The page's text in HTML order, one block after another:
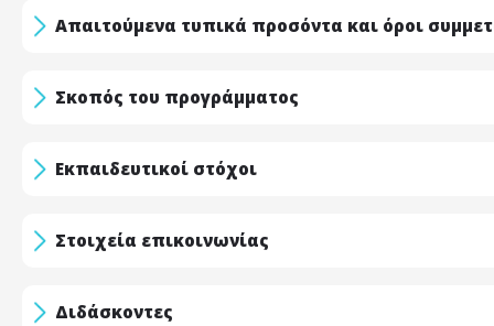
Απαιτούμενα τυπικά προσόντα και όροι
Σκοπός του προγράμματος
Εκπαιδευτικοί στόχοι
Στοιχεία επικοινωνίας
Διδάσκοντες